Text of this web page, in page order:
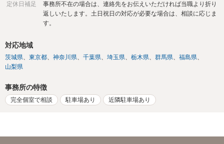
定休日補足
事務所不在の場合は、連絡先をお伝えいただければ当職より折り
返しいたします。土日祝日の対応が必要な場合は、相談に応じま
す。
対応地域
茨城県 東京都 神奈川県 千葉県 埼玉県 栃木県 群馬県
福島県
山梨県
事務所の特徴
完全個室で相談 駐車場あり 近隣駐車場あり